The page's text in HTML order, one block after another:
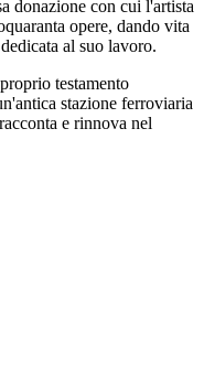
donazione con cui l'artista
opere, dando vita
al suo lavoro.
testamento
stazione ferroviaria
e rinnova nel